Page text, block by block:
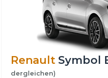
Renault Symbol
dergleichen)